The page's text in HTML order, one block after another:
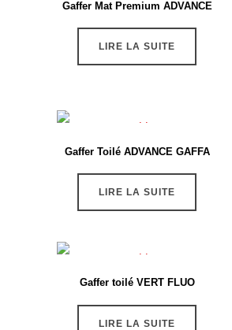
Gaffer Mat Premium ADVANCE
LIRE LA SUITE
Gaffer Toilé ADVANCE GAFFA
LIRE LA SUITE
Gaffer toilé VERT FLUO
LIRE LA SUITE